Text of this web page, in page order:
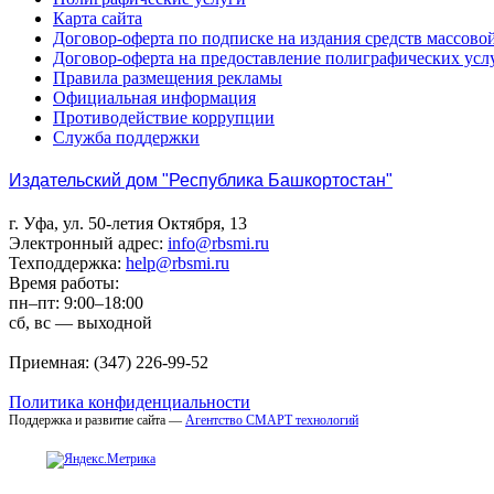
Карта сайта
Договор-оферта по подписке на издания средств
Договор-оферта на предоставление полиграфических
Правила размещения рекламы
Официальная информация
Противодействие коррупции
Cлужба поддержки
Издательский дом "Республика Башкортостан"
г. Уфа, ул. 50-летия Октября, 13
Электронный адрес: info@rbsmi.ru
Техподдержка: help@rbsmi.ru
Время работы:
пн–пт: 9:00–18:00
сб, вс — выходной
Приемная: (347) 226-99-52
Политика конфиденциальности
Поддержка и развитие сайта — Агентство СМАРТ технологий